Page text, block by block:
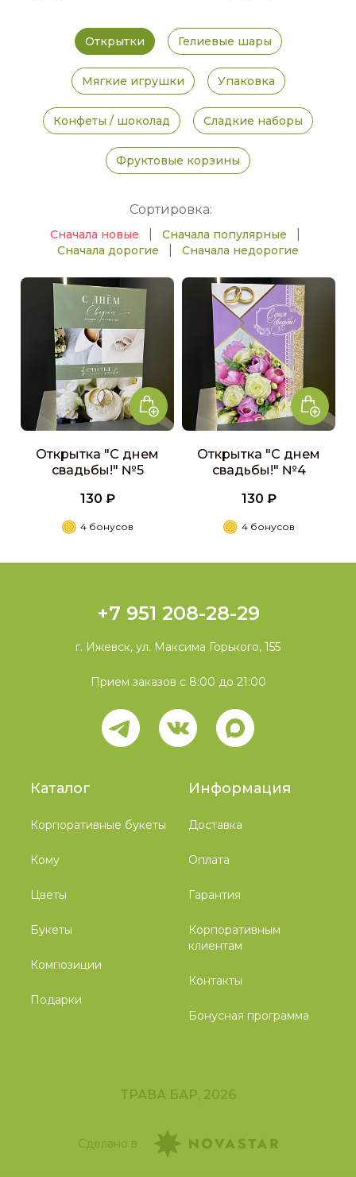
Открытки Гелиевые шары
Мягкие игрушки Упаковка
Конфеты / шоколад Сладкие наборы
Фруктовые корзины
Сортировка:
Сначала новые Сначала популярные
Сначала дорогие Сначала недорогие
Открытка "С днем
свадьбы!" №5
130 ₽
4 бонусов
Открытка "С днем
свадьбы!" №4
130 ₽
4 бонусов
Каталог
Корпоративные букеты
Кому
Цветы
Букеты
Композиции
Подарки
Информация
Доставка
Оплата
Гарантия
Корпоративным
клиентам
Контакты
Бонусная программа
+7 951 208-28-29
г. Ижевск, ул. Максима Горького, 155
Прием заказов с 8:00 до 21:00
ТРАВА БАР, 2026
Сделано в